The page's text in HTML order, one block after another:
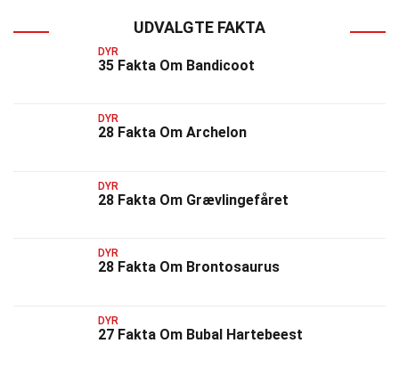
UDVALGTE FAKTA
DYR
35 Fakta Om Bandicoot
DYR
28 Fakta Om Archelon
DYR
28 Fakta Om Grævlingefåret
DYR
28 Fakta Om Brontosaurus
DYR
27 Fakta Om Bubal Hartebeest